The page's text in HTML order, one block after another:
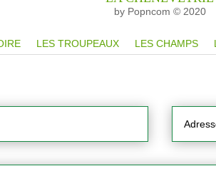
by Popncom © 2020
LES TROUPEAUX LES CHAMPS